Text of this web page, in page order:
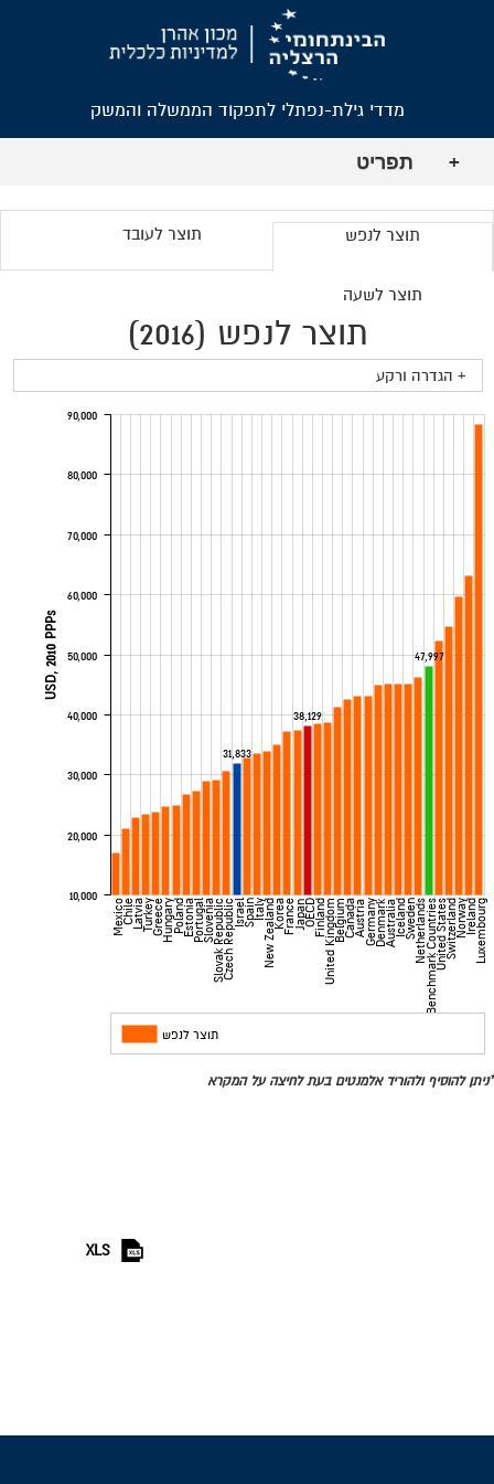
מדדי גילת-נפתלי לתפקוד הממשלה והמשק
+ תפריט
תוצר לנפש תוצר לעובד
תוצר לשעה
תוצר לנפש (2016)
+ הגדרה ורקע
31,833
38,129
47,997
MexicoChileLatviaTurkeyGreeceHungaryPolandEstoniaPortugalSloveniaSlovak RepublicCzech RepublicIsraelSpainItalyNew ZealandKoreaFranceJapanOECDFinlandUnited KingdomBelgiumCanadaAustriaGermanyDenmarkAustraliaIcelandSwedenNetherlandsBenchmark CountriesUnited StatesSwitzerlandNorwayIrelandLuxembourg
10,000
20,000
30,000
40,000
50,000
60,000
70,000
80,000
90,000
USD, 2010 PPPs
תוצר לנפש
*ניתן להוסיף ולהוריד אלמנטים בעת לחיצה על המקרא
XLS